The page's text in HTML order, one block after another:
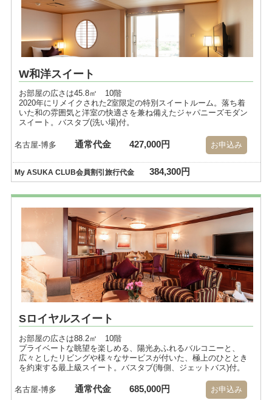
W和洋スイート
お部屋の広さは45.8㎡ 10階
2020年にリメイクされた2室限定の特別スイートルーム。落ち着
いた和の雰囲気と洋室の快適さを兼ね備えたジャパニーズモダン
スイート。バスタブ(洗い場)付。
名古屋-博多 通常代金 427,000円 お申込み
My ASUKA CLUB会員割引旅行代金 384,300円
Sロイヤルスイート
お部屋の広さは88.2㎡ 10階
プライベートな眺望を楽しめる、陽光あふれるバルコニーと、
広々としたリビングや様々なサービスが付いた、極上のひととき
を約束する最上級スイート。バスタブ(海側、ジェットバス)付。
名古屋-博多 通常代金 685,000円 お申込み